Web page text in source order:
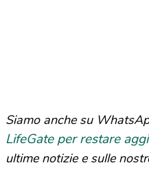
Siamo anche su
LifeGate per restare
ultime notizie e sulle